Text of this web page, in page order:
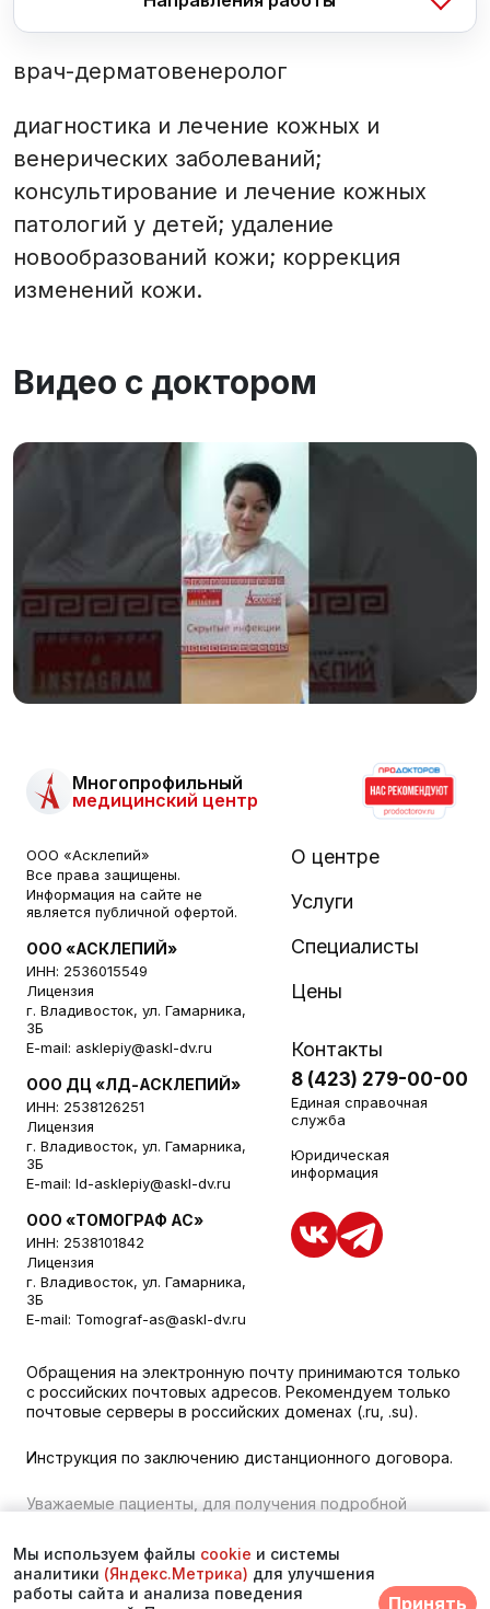
врач-дерматовенеролог
диагностика и лечение кожных и
венерических заболеваний;
консультирование и лечение кожных
патологий у детей; удаление
новообразований кожи; коррекция
изменений кожи.
Видео с доктором
Многопрофильный
медицинский центр
ООО «Асклепий»
Все права защищены.
Информация на сайте не
является публичной офертой.
ООО «АСКЛЕПИЙ»
ИНН: 2536015549
Лицензия
г. Владивосток, ул. Гамарника,
3Б
E-mail: asklepiy@askl-dv.ru
ООО ДЦ «ЛД-АСКЛЕПИЙ»
ИНН: 2538126251
Лицензия
г. Владивосток, ул. Гамарника,
3Б
E-mail: ld-asklepiy@askl-dv.ru
ООО «ТОМОГРАФ АС»
ИНН: 2538101842
Лицензия
г. Владивосток, ул. Гамарника,
3Б
E-mail: Tomograf-as@askl-dv.ru
О центре
Услуги
Специалисты
Цены
Контакты
8 (423) 279-00-00
Единая справочная
служба
Юридическая
информация
Обращения на электронную почту принимаются только
с российских почтовых адресов. Рекомендуем только
почтовые серверы в российских доменах (.ru, .su).
Инструкция по заключению дистанционного договора.
Уважаемые пациенты, для получения подробной
помощью специальной формы связи или по телефону во
Владивостоке:+7 (423) 279-00-00. vk 373
Мы используем файлы cookie и системы
аналитики (Яндекс.Метрика) для улучшения
работы сайта и анализа поведения
Принять